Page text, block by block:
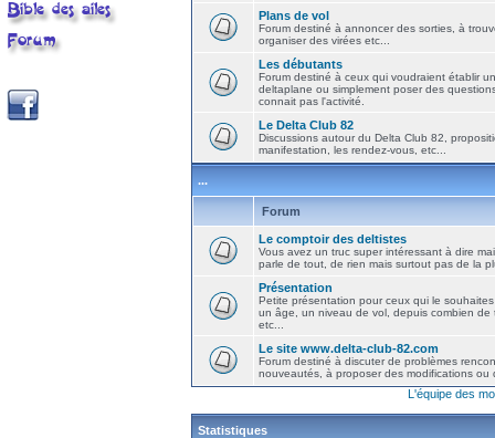
Plans de vol
Forum destiné à annoncer des sorties, à
organiser des virées etc...
Les débutants
Forum destiné à ceux qui voudraient établir
deltaplane ou simplement poser des
connait pas l'activité.
Le Delta Club 82
Discussions autour du Delta Club 82,
manifestation, les rendez-vous, etc...
...
Forum
Le comptoir des deltistes
Vous avez un truc super intéressant à dire
parle de tout, de rien mais surtout pas de la
Présentation
Petite présentation pour ceux qui le
un âge, un niveau de vol, depuis combien de
etc...
Le site www.delta-club-82.com
Forum destiné à discuter de problèmes
nouveautés, à proposer des modifications ou
L'équipe des
Statistiques